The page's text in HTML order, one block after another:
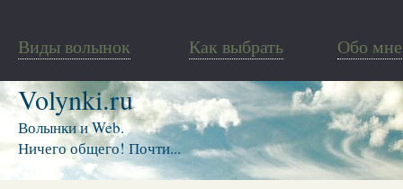
Виды волынок Как выбрать Обо мне
Volynki.ru
Волынки и Web.
Ничего общего! Почти...